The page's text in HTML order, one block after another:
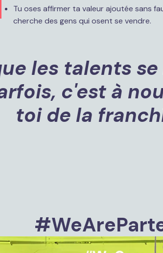
Tu oses affirmer ta valeur ajoutée sans
cherche des gens qui osent se vendre.
les talents
c'est à
toi de la